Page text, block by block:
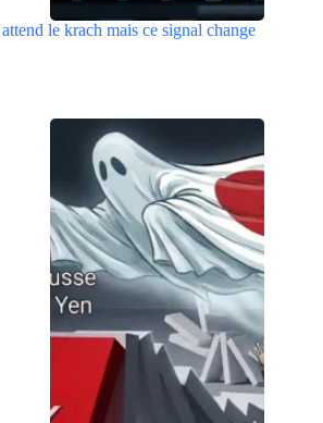
le krach mais ce signal change